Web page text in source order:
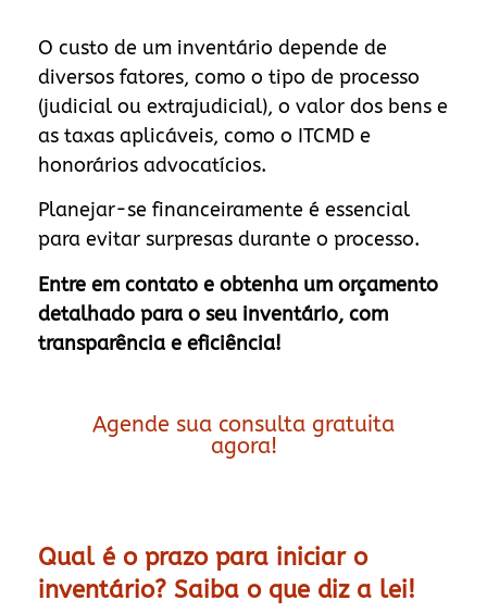
O custo de um inventário depende de
diversos fatores, como o tipo de processo
(judicial ou extrajudicial), o valor dos bens e
as taxas aplicáveis, como o ITCMD e
honorários advocatícios.
Planejar-se financeiramente é essencial
para evitar surpresas durante o processo.
Entre em contato e obtenha um orçamento
detalhado para o seu inventário, com
transparência e eficiência!
Agende sua consulta gratuita
agora!
Qual é o prazo para iniciar o
inventário? Saiba o que diz a lei!